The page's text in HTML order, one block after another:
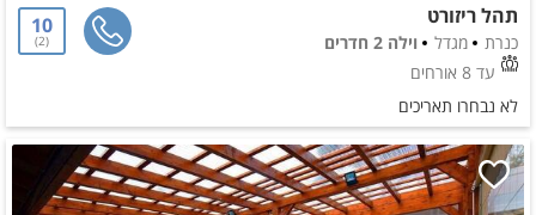
תהל ריזורט
כנרת מגדל
וילה 2 חדרים
עד 8 אורחים
10
2
לא נבחרו תאריכים